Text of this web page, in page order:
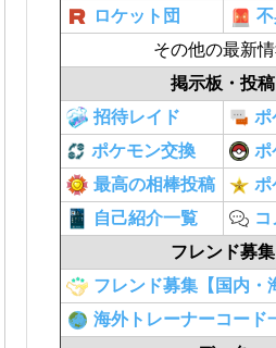
ロケット団
その他の最新
掲示板・投稿
招待レイド
ポ
ポケモン交換
ポ
最高の相棒投稿
ポ
自己紹介一覧
フレンド募集
フレンド募集【国内・
海外トレーナーコード